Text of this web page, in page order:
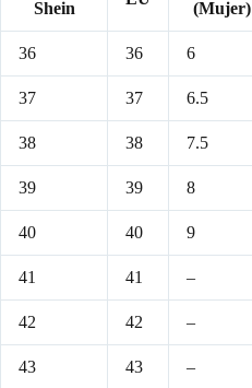
Shein
(Mujer)
36 36 6
37 37 6.5
38 38 7.5
39 39 8
40 40 9
41 41 –
42 42 –
43 43 –